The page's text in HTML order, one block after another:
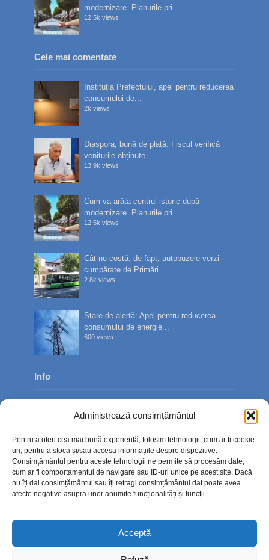
Administrează consimțământul
Pentru a oferi cea mai bună experiență, folosim tehnologii, cum ar fi cookie-
uri, pentru a stoca și/sau accesa informațiile despre dispozitive.
Consimțământul pentru aceste tehnologii ne permite să procesăm date,
cum ar fi comportamentul de navigare sau ID-uri unice pe acest site. Dacă
nu îți dai consimțământul sau îți retragi consimțământul dat poate avea
afecte negative asupra unor anumite funcționalități și funcții.
Acceptă
modernizare. Planurile pri...
12.5k views
Cele mai comentate
Instituția Prefectului, apel pentru reducerea
consumului de...
2k views
Diaspora, bună de plată. Fiscul verifică
veniturile obținute...
13.9k views
Cum va arăta centrul istoric după
modernizare. Planurile pri...
12.5k views
Cât ne costă, de fapt, autobuzele verzi
cumpărate de Primări...
2.8k views
Stare de alertă: Apel pentru reducerea
consumului de energie...
600 views
Info
Contact
Politica de confidențialitate
Politică cookie-uri (UE)